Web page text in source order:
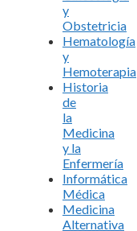
y
Obstetricia
Hematología
y
Hemoterapia
Historia
de
la
Medicina
y la
Enfermería
Informática
Médica
Medicina
Alternativa